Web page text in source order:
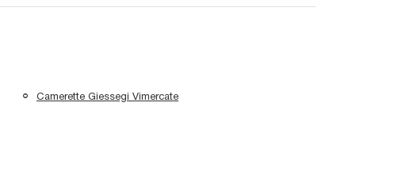
Camerette Giessegi Vimercate